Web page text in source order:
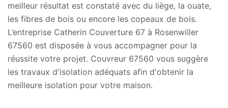
meilleur résultat est constaté avec du liège, la ouate,
les fibres de bois ou encore les copeaux de bois.
L’entreprise Catherin Couverture 67 à Rosenwiller
67560 est disposée à vous accompagner pour la
réussite votre projet. Couvreur 67560 vous suggère
les travaux d'isolation adéquats afin d'obtenir la
meilleure isolation pour votre maison.